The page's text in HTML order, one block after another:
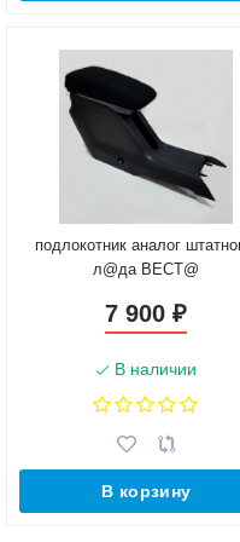
подлокотник аналог
л@да ВЕСТ@
7 900₽
В наличии
В корзину